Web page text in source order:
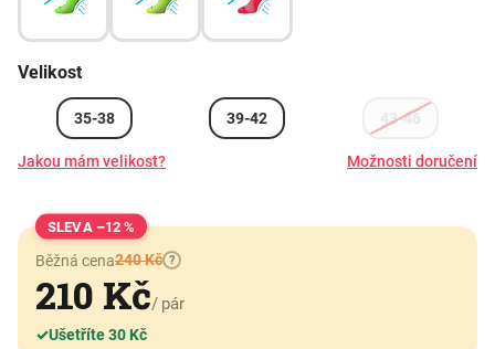
Velikost
35-38 39-42 43-46
Jakou mám velikost? Možnosti doručení
–12 %
Běžná cena240 Kč ?
210 Kč/ pár
✓Ušetříte 30 Kč